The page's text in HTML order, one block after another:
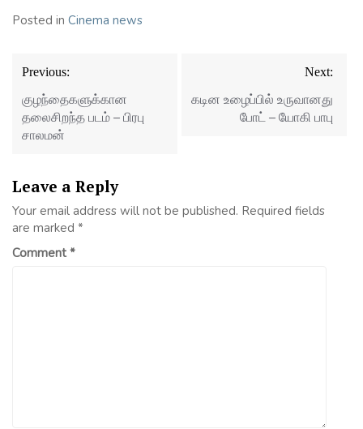
Posted in Cinema news
Post
navigation
Previous:
குழந்தைகளுக்கான
தலைசிறந்த படம் – பிரபு
சாலமன்
Next:
கடின உழைப்பில் உருவானது
போட் – யோகி பாபு
Leave a Reply
Your email address will not be published. Required fields
are marked *
Comment*